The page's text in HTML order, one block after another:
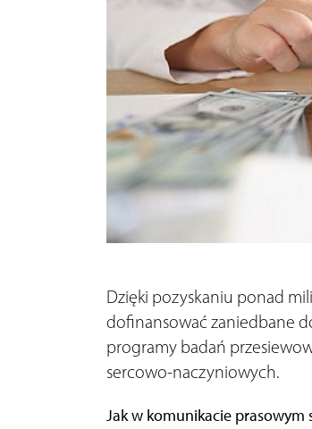
Dzięki pozyskaniu ponad
dofinansować zaniedbane
programy badań
sercowo-naczyniowych.
Jak w komunikacie prasowym